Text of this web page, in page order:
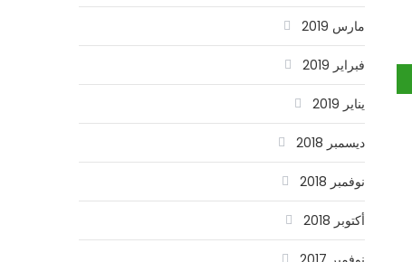
مارس 2019
فبراير 2019
يناير 2019
ديسمبر 2018
نوفمبر 2018
أكتوبر 2018